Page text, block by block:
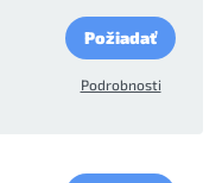
Požiadať
Podrobnosti